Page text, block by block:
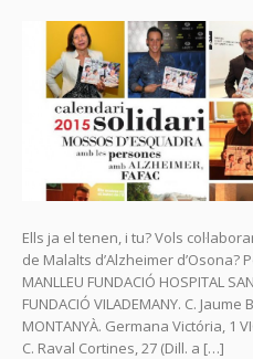
Ells ja el tenen, i tu? Vols
de Malalts d’Alzheimer
MANLLEU FUNDACIÓ HOSPITAL
FUNDACIÓ VILADEMANY. C.
MONTANYÀ. Germana Victória, 1
C. Raval Cortines, 27 (Dill. a […]